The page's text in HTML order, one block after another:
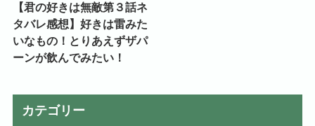
【君の好きは無敵第３話ネ
タバレ感想】好きは雷みた
いなもの！とりあえずザパ
ーンが飲んでみたい！
カテゴリー